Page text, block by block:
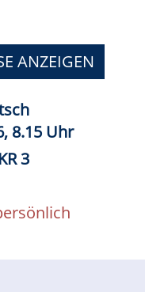
ANZEIGEN
8.15 Uhr
3